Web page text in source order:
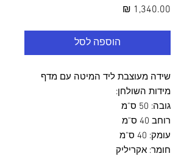
הוספה לסל
שידה מעוצבת ליד המיטה עם מדף
מידות השולחן:
גובה: 50 ס"מ
רוחב 40 ס"מ
עומק: 40 ס"מ
חומר: אקריליק